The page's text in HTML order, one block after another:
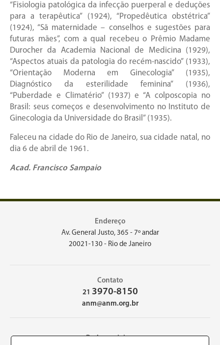
“Fisiologia patológica da infecção puerperal e deduções
para a terapêutica” (1924), “Propedêutica obstétrica”
(1924), “Sã maternidade – conselhos e sugestões para
futuras mães”, com a qual recebeu o Prêmio Madame
Durocher da Academia Nacional de Medicina (1929),
“Aspectos atuais da patologia do recém-nascido” (1933),
“Orientação Moderna em Ginecologia” (1935),
Diagnóstico da esterilidade feminina” (1936),
“Puberdade e Climatério” (1937) e “A colposcopia no
Brasil: seus começos e desenvolvimento no Instituto de
Ginecologia da Universidade do Brasil” (1935).
Faleceu na cidade do Rio de Janeiro, sua cidade natal, no
dia 6 de abril de 1961.
Acad. Francisco Sampaio
Endereço
Av. General Justo, 365 - 7º andar
20021-130 - Rio de Janeiro
Contato
21 3970-8150
anm@anm.org.br
Redes sociais